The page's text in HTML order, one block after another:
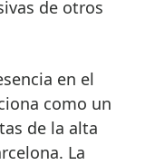
de otros
en el
como un
de la alta
La